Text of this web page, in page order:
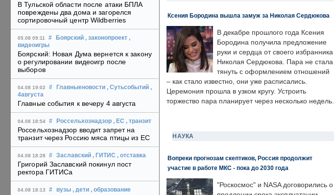
В Тульской области после атаки БПЛА
повреждены два дома и загорелся
сортировочный центр Wildberries
05.08 09:11 # Боярский , законопроект ,
видеоигры
Боярский: Новая Дума вернется к закону
о регулировании видеоигр после
выборов
04.08 19:02 # Главныеновости , Сутьсобытий ,
4августа
Главные события к вечеру 4 августа
04.08 18:54 # Россельхознадзор , ЕС , транзит
Россельхознадзор вводит запрет на
транзит через Россию мяса птицы из ЕС
04.08 18:28 # Заславский , ГИТИС , отставка
Григорий Заславский покинул пост
ректора ГИТИСа
04.08 18:13 # вузы , дети , образование
Ксения Бородина вышла замуж за Николая Сердюкова
В декабре прошлого года Ксения
Бородина получила предложение
руки и сердца от своего избранника
Николая Сердюкова. Пара не стала
тянуть с оформлением отношений
– как стало известно, они уже расписались.
Церемония прошла в узком кругу. Устроить
торжество пара планирует через несколько недель.
НАУКА
Вопреки прогнозам скептиков, Россия продолжит
участие в работе МКС - пока до 2030 года
"Роскосмос" и NASA договорились о